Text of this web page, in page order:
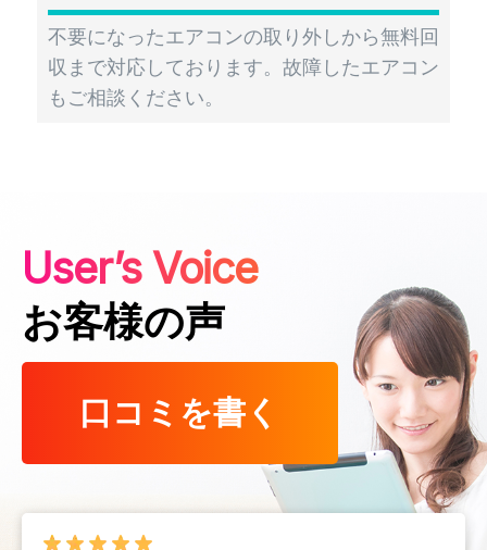
不要になったエアコンの取り外しから無料回
収まで対応しております。故障したエアコン
もご相談ください。
User’s Voice
お客様の声
口コミを書く